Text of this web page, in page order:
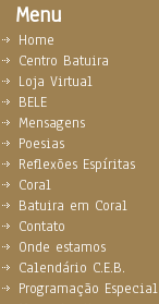
Menu
Home
Centro Batuira
Loja Virtual
BELE
Mensagens
Poesias
Reflexões Espíritas
Coral
Batuira em Coral
Contato
Onde estamos
Calendário C.E.B.
Programação Especial